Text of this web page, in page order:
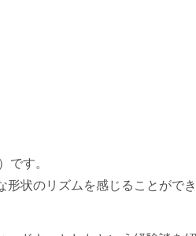
です。
状のリズムを感じることがで